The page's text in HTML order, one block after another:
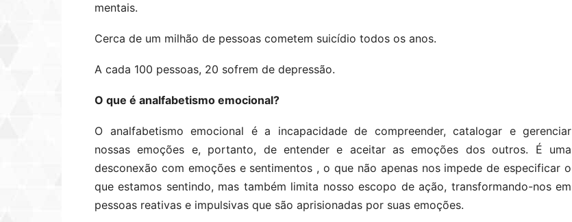
mentais.
Cerca de um milhão de pessoas cometem suicídio todos os anos.
A cada 100 pessoas, 20 sofrem de depressão.
O que é analfabetismo emocional?
O analfabetismo emocional é a incapacidade de compreender, catalogar e gerenciar
nossas emoções e, portanto, de entender e aceitar as emoções dos outros. É uma
desconexão com emoções e sentimentos , o que não apenas nos impede de especificar o
que estamos sentindo, mas também limita nosso escopo de ação, transformando-nos em
pessoas reativas e impulsivas que são aprisionadas por suas emoções.